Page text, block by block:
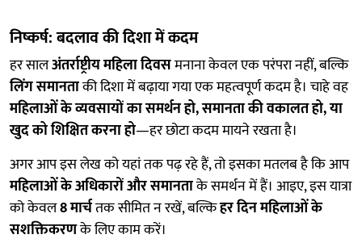
निष्कर्ष: बदलाव की दिशा में कदम
हर सालअंतर्राष्ट्रीय महिला दिवसमनाना केवल एक परंपरा नहीं, बल्कि
लिंग समानताकी दिशा में बढ़ाया गया एक महत्वपूर्ण कदम है। चाहे वह
महिलाओं के व्यवसायों का समर्थन हो, समानता की वकालत हो, या
खुद को शिक्षित करना हो—हर छोटा कदम मायने रखता है।
अगर आप इस लेख को यहां तक पढ़ रहे हैं, तो इसका मतलब है कि आप
महिलाओं के अधिकारों और समानताके समर्थन में हैं। आइए, इस यात्रा
को केवल8 मार्चतक सीमित न रखें, बल्किहर दिन महिलाओं के
सशक्तिकरणके लिए काम करें।